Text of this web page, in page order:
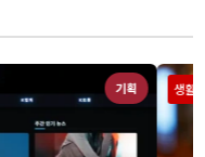
기획 생활정보